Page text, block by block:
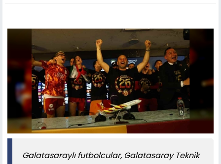
Galatasaraylı futbolcular, Galatasaray Teknik